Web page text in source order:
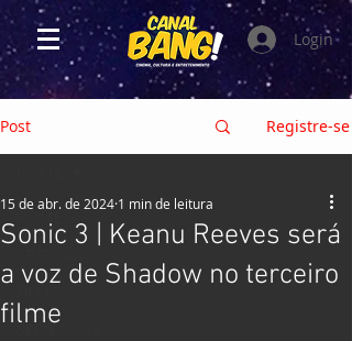
Login
Post Registre-se
SÉRIES e TV
Sonic 3 | Keanu Reeves será
a voz de Shadow no terceiro
filme
15 de abr. de 2024 1 min de leitura